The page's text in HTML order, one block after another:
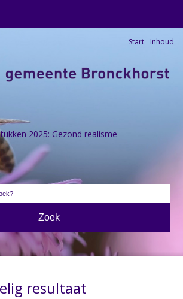
2025: Gezond realisme
Start Inhoud
resultaat